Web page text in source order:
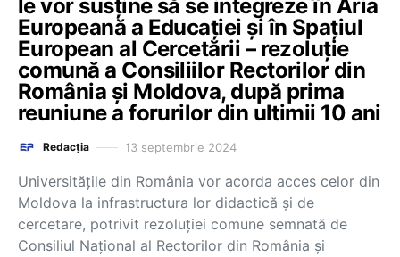
le vor susține să se integreze în Aria
Europeană a Educației și în Spațiul
European al Cercetării – rezoluție
comună a Consiliilor Rectorilor din
România și Moldova, după prima
reuniune a forurilor din ultimii 10 ani
Redacția 13 septembrie 2024
Universitățile din România vor acorda acces celor din
Moldova la infrastructura lor didactică și de
cercetare, potrivit rezoluției comune semnată de
Consiliul Național al Rectorilor din România și